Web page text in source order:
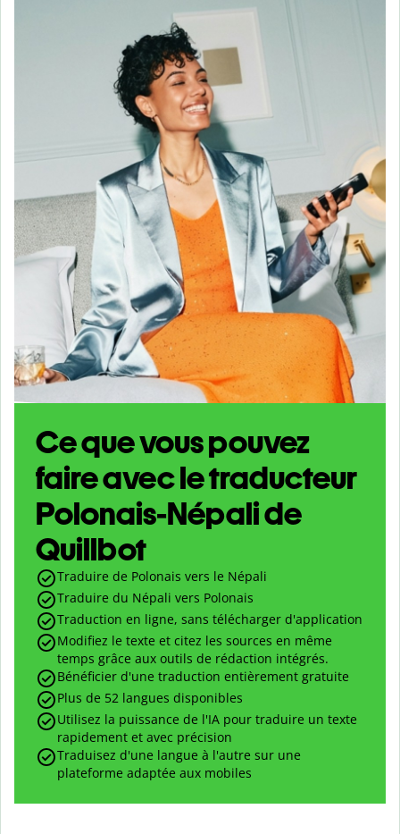
Ce que vous pouvez
faire avec le traducteur
Polonais-Népali de
Quillbot
Traduire de Polonais vers le Népali
Traduire du Népali vers Polonais
Traduction en ligne, sans télécharger d'application
Modifiez le texte et citez les sources en même
temps grâce aux outils de rédaction intégrés.
Bénéficier d'une traduction entièrement gratuite
Plus de 52 langues disponibles
Utilisez la puissance de l'IA pour traduire un texte
rapidement et avec précision
Traduisez d'une langue à l'autre sur une
plateforme adaptée aux mobiles